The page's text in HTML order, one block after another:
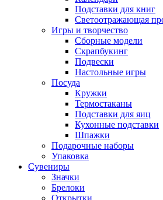
Подставки для книг
Светоотражающая
Игры и творчество
Сборные модели
Скрапбукинг
Подвески
Настольные игры
Посуда
Кружки
Термостаканы
Подставки для яиц
Кухонные подставки
Шпажки
Подарочные наборы
Упаковка
Сувениры
Значки
Брелоки
Открытки